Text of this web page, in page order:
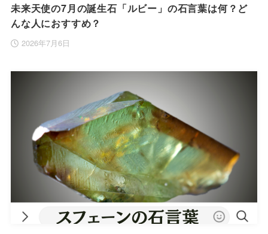
未来天使の7月の誕生石「ルビー」の石言葉は何？ど
んな人におすすめ？
2026年7月6日